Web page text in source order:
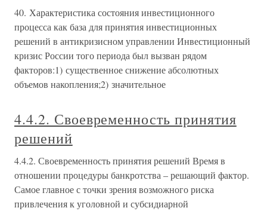
40. Характеристика состояния инвестиционного
процесса как база для принятия инвестиционных
решений в антикризисном управлении Инвестиционный
кризис России того периода был вызван рядом
факторов:1) существенное снижение абсолютных
объемов накопления;2) значительное
4.4.2. Своевременность принятия
решений
4.4.2. Своевременность принятия решений Время в
отношении процедуры банкротства – решающий фактор.
Самое главное с точки зрения возможного риска
привлечения к уголовной и субсидиарной